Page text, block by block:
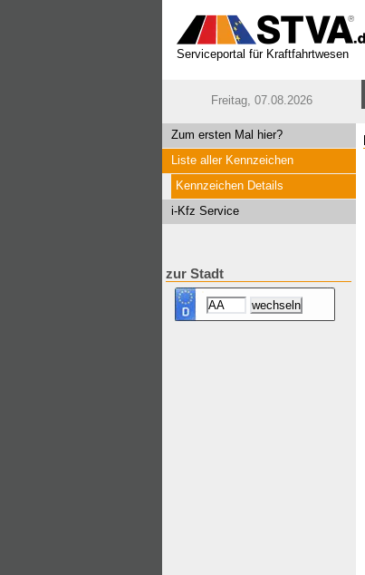
Serviceportal für Kraftfahrtwesen
Freitag, 07.08.2026
Zum ersten Mal hier?
Liste aller Kennzeichen
Kennzeichen Details
i-Kfz Service
zur Stadt